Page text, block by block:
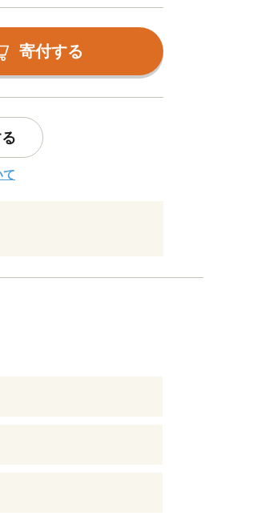
寄付する
て